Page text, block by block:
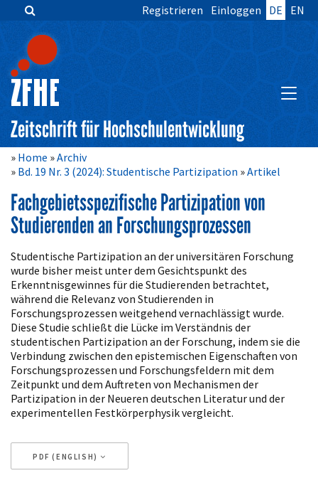
Zum
springen
Hauptnavigation
Inhalt
Sidebar
Registrieren Einloggen DE EN
Zeitschrift für Hochschulentwicklung
Home
Archiv
Bd. 19 Nr. 3 (2024): Studentische Partizipation
Artikel
Fachgebietsspezifische Partizipation von
Studierenden an Forschungsprozessen
Artikelinhalt
Studentische Partizipation an der universitären Forschung
wurde bisher meist unter dem Gesichtspunkt des
Erkenntnisgewinnes für die Studierenden betrachtet,
während die Relevanz von Studierenden in
Forschungsprozessen weitgehend vernachlässigt wurde.
Diese Studie schließt die Lücke im Verständnis der
studentischen Partizipation an der Forschung, indem sie die
Verbindung zwischen den epistemischen Eigenschaften von
Forschungsprozessen und Forschungsfeldern mit dem
Zeitpunkt und dem Auftreten von Mechanismen der
Partizipation in der Neueren deutschen Literatur und der
experimentellen Festkörperphysik vergleicht.
PDF (ENGLISH)